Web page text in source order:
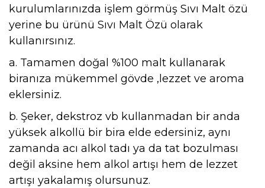
kurulumlarınızda işlem görmüş Sıvı Malt özü
yerine bu ürünü Sıvı Malt Özü olarak
kullanırsınız.
a. Tamamen doğal %100 malt kullanarak
biranıza mükemmel gövde ,lezzet ve aroma
eklersiniz.
b. Şeker, dekstroz vb kullanmadan bir anda
yüksek alkollü bir bira elde edersiniz, aynı
zamanda acı alkol tadı ya da tat bozulması
değil aksine hem alkol artışı hem de lezzet
artışı yakalamış olursunuz.